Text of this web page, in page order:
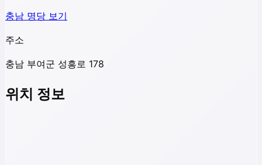
충남 명당 보기
주소
충남 부여군 성흥로 178
위치 정보